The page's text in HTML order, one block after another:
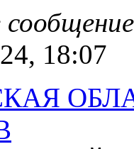
сообщение
18:07